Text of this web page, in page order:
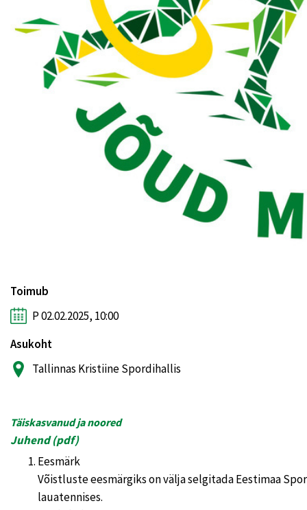
Toimub
P 02.02.2025, 10:00
Asukoht
Tallinnas Kristiine Spordihallis
Täiskasvanud ja noored
Juhend (pdf)
Eesmärk
Võistluste eesmärgiks on välja selgitada Eestimaa
lauatennises.